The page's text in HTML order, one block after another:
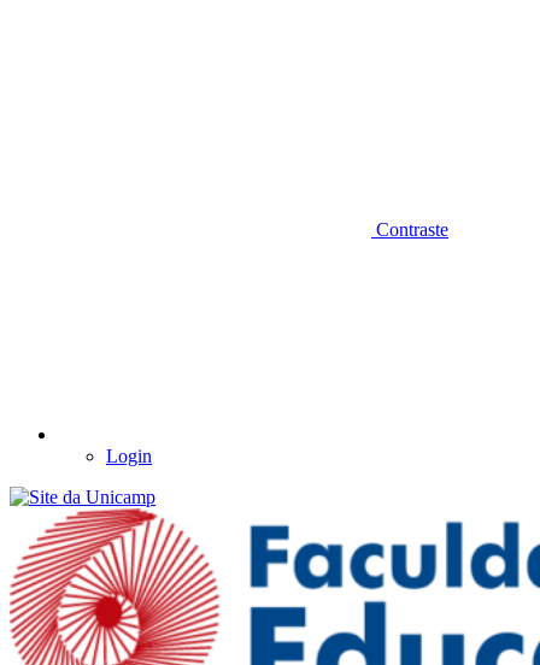
Contraste
Login